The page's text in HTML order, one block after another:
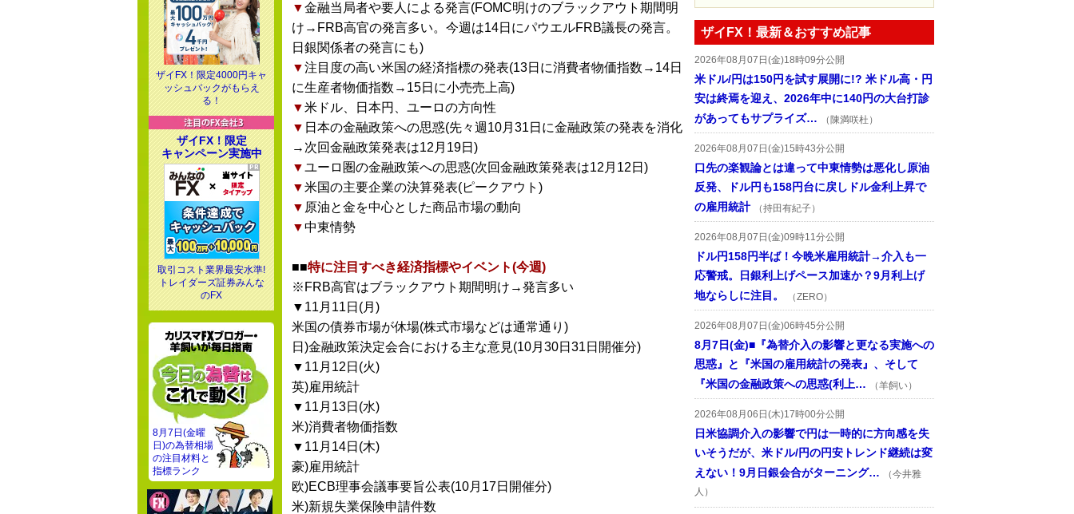
▼金融当局者や要人による発言(FOMC明けのブラックアウト期間明
け→FRB高官の発言多い。今週は14日にパウエルFRB議長の発言。
日銀関係者の発言にも)
▼注目度の高い米国の経済指標の発表(13日に消費者物価指数→14日
に生産者物価指数→15日に小売売上高)
▼米ドル、日本円、ユーロの方向性
▼ 日本の金融政策への思惑(先々週10月31日に金融政策の発表を消化
→次回金融政策発表は12月19日)
▼ユーロ圏の金融政策への思惑(次回金融政策発表は12月12日)
▼米国の主要企業の決算発表(ピークアウト)
▼ 原油と金を中心とした商品市場の動向
▼中東情勢
■■特に注目すべき経済指標やイベント(今週)
※FRB高官はブラックアウト期間明け→発言多い
▼11月11日(月)
米国の債券市場が休場(株式市場などは通常通り)
日)金融政策決定会合における主な意見(10月30日31日開催分)
▼11月12日(火)
英)雇用統計
▼11月13日(水)
米)消費者物価指数
▼11月14日(木)
豪)雇用統計
欧)ECB理事会議事要旨公表(10月17日開催分)
米)新規失業保険申請件数
ザイFX！最新＆おすすめ記事
2026年08月07日(金)18時09分公開
米ドル/円は150円を試す展開に!? 米ドル高・円
安は終焉を迎え、2026年中に140円の大台打診
があってもサプライズ…
（陳満咲杜）
2026年08月07日(金)15時43分公開
口先の楽観論とは違って中東情勢は悪化し原油
反発、ドル円も158円台に戻しドル金利上昇で
の雇用統計
（持田有紀子）
2026年08月07日(金)09時11分公開
ドル円158円半ば！今晩米雇用統計→介入も一
応警戒。日銀利上げペース加速か？9月利上げ
地ならしに注目。
（ZERO）
2026年08月07日(金)06時45分公開
8月7日(金)■『為替介入の影響と更なる実施への
思惑』と『米国の雇用統計の発表』、そして
『米国の金融政策への思惑(利上…
（羊飼い）
2026年08月06日(木)17時00分公開
日米協調介入の影響で円は一時的に方向感を失
いそうだが、米ドル/円の円安トレンド継続は変
えない！9月日銀会合がターニング…
（今井雅
人）
ザイFX！限定4000円キャ
ッシュバックがもらえ
る！
ザイFX！限定
キャンペーン実施中
取引コスト業界最安水準!
トレイダーズ証券みんな
のFX
8月7日(金曜
日)の為替相場
の注目材料と
指標ランク